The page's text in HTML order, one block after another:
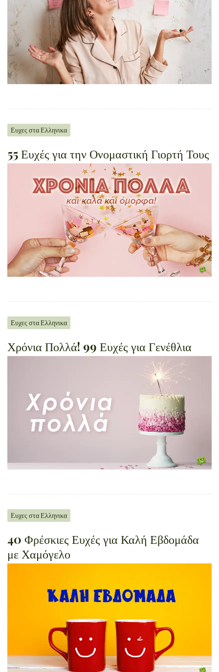
Ευχες στα Ελληνικα
55 Ευχές για την Ονομαστική Γιορτή Τους
Ευχες στα Ελληνικα
Χρόνια Πολλά! 99 Ευχές για Γενέθλια
Ευχες στα Ελληνικα
40 Φρέσκιες Ευχές για Καλή Εβδομάδα
με Χαμόγελο